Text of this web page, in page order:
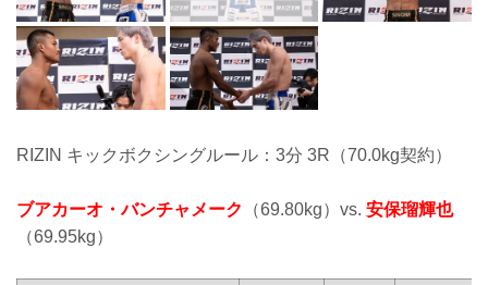
RIZIN キックボクシングルール：3分 3R（70.0kg契約）
ブアカーオ・バンチャメーク （69.80kg）vs. 安保瑠輝也
（69.95kg）